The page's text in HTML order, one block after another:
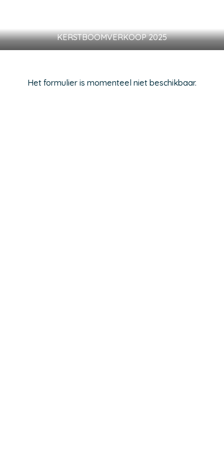
KERSTBOOMVERKOOP 2025
Het formulier is momenteel niet beschikbaar.